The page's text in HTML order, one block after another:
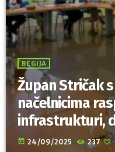
REGIJA
Župan Stričak
načelnicima
infrastrukturi,
proračunu
today 24/09/2025 237